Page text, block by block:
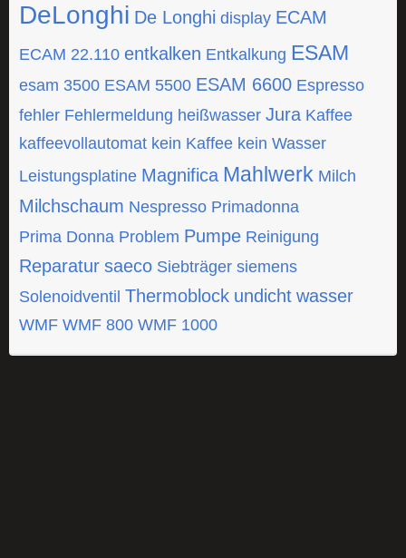
DeLonghi De Longhi display ECAM
ECAM 22.110 entkalken Entkalkung ESAM
esam 3500 ESAM 5500 ESAM 6600 Espresso
fehler Fehlermeldung heißwasser Jura Kaffee
kaffeevollautomat kein Kaffee kein Wasser
Leistungsplatine Magnifica Mahlwerk Milch
Milchschaum Nespresso Primadonna
Prima Donna Problem Pumpe Reinigung
Reparatur saeco Siebträger siemens
Solenoidventil Thermoblock undicht wasser
WMF WMF 800 WMF 1000